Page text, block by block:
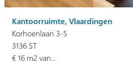
Kantoorruimte, Vlaardingen
Korhoenlaan 3-5
3136 ST
€ 16 m2 van…